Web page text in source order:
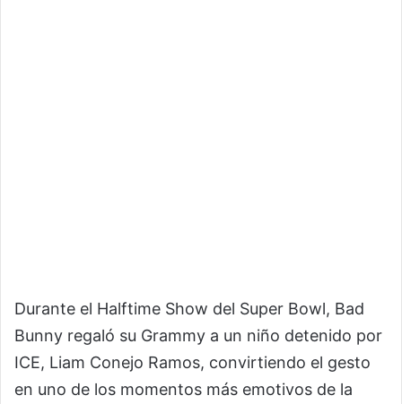
Durante el Halftime Show del Super Bowl, Bad
Bunny regaló su Grammy a un niño detenido por
ICE, Liam Conejo Ramos, convirtiendo el gesto
en uno de los momentos más emotivos de la